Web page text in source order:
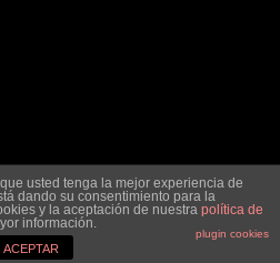
usted tenga la mejor experiencia de
dando su consentimiento para la
y la aceptación de nuestra política de
información.
plugin cookies
ACEPTAR